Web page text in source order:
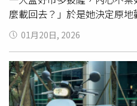
今年最大的驚喜則是捐出了5
65吋大電視。根據記者推算
元。而根據主辦方統計，27
汽車。陳志聲表示，交通車
機車或腳踏車基本上都不會是
能幫他們載輪椅。潘惠珍也說
心障礙、學習較慢的孩子，他
貨 地址：台南市新化區信
品 金額：159元小北百貨（
前金區中正四路118號 消費
百（遠東百貨苓雅分公司 −
市苓雅區三多四路21號 消
家便利商店（高雄西灣門市
70號1樓 消費項目：食品
麼載回去？」於是她決定原
騎車離開，令人意想不到的
包，而是將披薩盒巧妙地夾
走。原PO笑稱：「辦法是人
明！」這則貼文在網路上迅
網友按讚與留言，不少人大讚
紛表示：「坐墊咬披薩」、「
01月20日, 2026